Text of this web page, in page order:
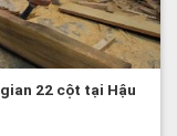
22 cột tại Hậu